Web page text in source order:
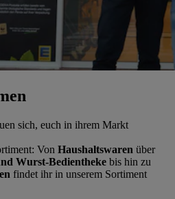
sich, euch in ihrem Markt
Von Haushaltswaren über
Wurst-Bedientheke bis hin zu
findet ihr in unserem Sortiment